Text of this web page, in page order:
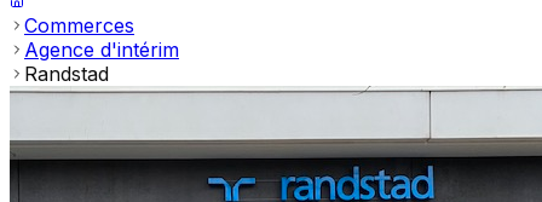
Commerces
Agence d'intérim
Randstad